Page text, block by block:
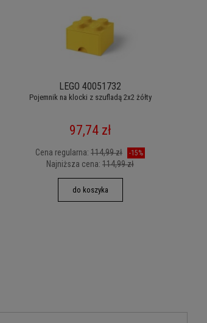
LEGO 40051732
Pojemnik na klocki z szufladą 2x2 żółty
97,74 zł
Cena regularna: 114,99 zł -15%
Najniższa cena: 114,99 zł
do koszyka